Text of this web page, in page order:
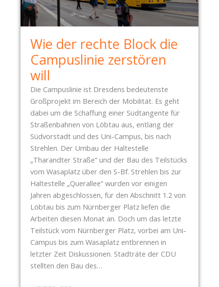
T
C
O
T
T
A
O
M
1
8
.
J
U
N
I
2
0
2
6
:
K
E
Wie der rechte Block die
Campuslinie zerstören
will
Die Campuslinie ist Dresdens bedeutenste
Großprojekt im Bereich der Mobilität. Es geht
dabei um die Schaffung einer Südtangente für
Straßenbahnen von Löbtau aus, entlang der
Südvorstadt und des Uni-Campus, bis nach
Strehlen. Der Umbau der Haltestelle
„Tharandter Straße“ und der Bau des Teilstücks
vom Wasaplatz über den S-Bf. Strehlen bis zur
Haltestelle „Querallee“ wurden vor einigen
Jahren abgeschlossen, für den Abschnitt 1.2 von
Löbtau bis zum Nürnberger Platz liefen die
Arbeiten diesen Monat an. Doch um das letzte
Teilstück vom Nürnberger Platz, vorbei am Uni-
Campus bis zum Wasaplatz entbrennen in
letzter Zeit Diskussionen. Stadträte der CDU
stellten den Bau des…